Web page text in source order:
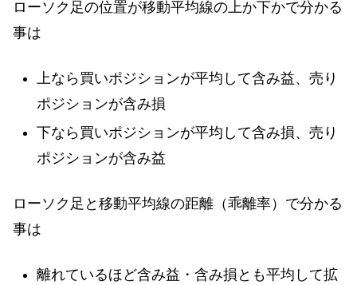
ローソク足の位置が移動平均線の上か下かで分かる
事は
上なら買いポジションが平均して含み益、売り
ポジションが含み損
下なら買いポジションが平均して含み損、売り
ポジションが含み益
ローソク足と移動平均線の距離（乖離率）で分かる
事は
離れているほど含み益・含み損とも平均して拡